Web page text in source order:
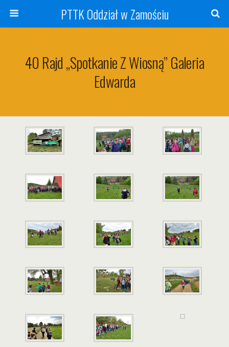
PTTK Oddział w Zamościu
40 Rajd „Spotkanie Z Wiosną” Galeria
Edwarda